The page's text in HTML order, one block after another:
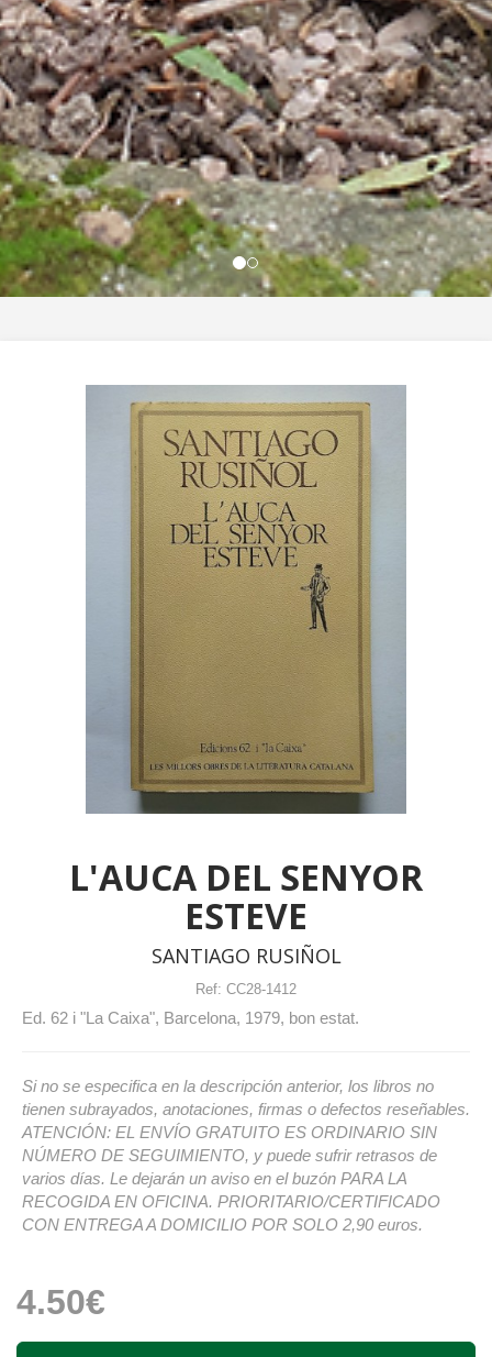
L'AUCA DEL SENYOR
ESTEVE
SANTIAGO RUSIÑOL
Ref: CC28-1412
Ed. 62 i "La Caixa", Barcelona, 1979, bon estat.
Si no se especifica en la descripción anterior, los libros no
tienen subrayados, anotaciones, firmas o defectos reseñables.
ATENCIÓN: EL ENVÍO GRATUITO ES ORDINARIO SIN
NÚMERO DE SEGUIMIENTO, y puede sufrir retrasos de
varios días. Le dejarán un aviso en el buzón PARA LA
RECOGIDA EN OFICINA. PRIORITARIO/CERTIFICADO
CON ENTREGA A DOMICILIO POR SOLO 2,90 euros.
4.50€